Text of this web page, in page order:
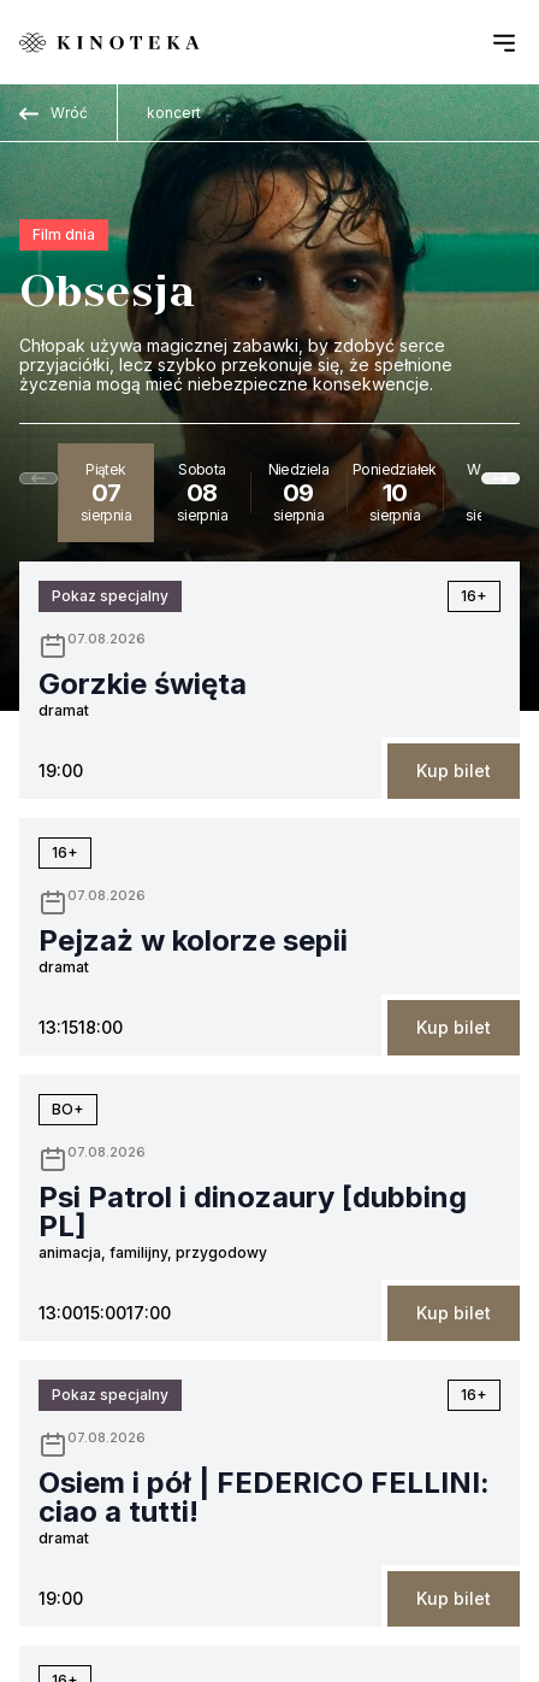
Wróć koncert
Film dnia
Obsesja
Chłopak używa magicznej zabawki, by zdobyć serce
przyjaciółki, lecz szybko przekonuje się, że spełnione
życzenia mogą mieć niebezpieczne konsekwencje.
Piątek
07
sierpnia
Sobota
08
sierpnia
Niedziela
09
sierpnia
Poniedziałek
10
sierpnia
Wtorek
11
sierpnia
Pokaz specjalny 16+
07.08.2026
Gorzkie święta
dramat
19:00 Kup bilet
16+
07.08.2026
Pejzaż w kolorze sepii
dramat
13:1518:00 Kup bilet
BO+
07.08.2026
Psi Patrol i dinozaury [dubbing
PL]
animacja, familijny, przygodowy
13:0015:0017:00 Kup bilet
Pokaz specjalny 16+
07.08.2026
Osiem i pół | FEDERICO FELLINI:
ciao a tutti!
dramat
19:00 Kup bilet